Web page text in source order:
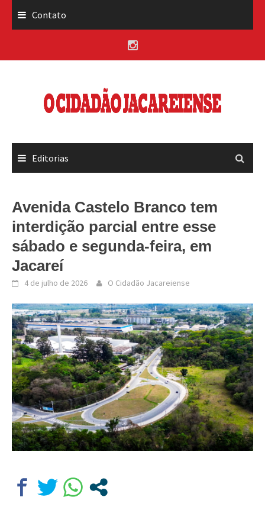
Contato
Editorias
Avenida Castelo Branco tem
interdição parcial entre esse
sábado e segunda-feira, em
Jacareí
4 de julho de 2026 O Cidadão Jacareiense